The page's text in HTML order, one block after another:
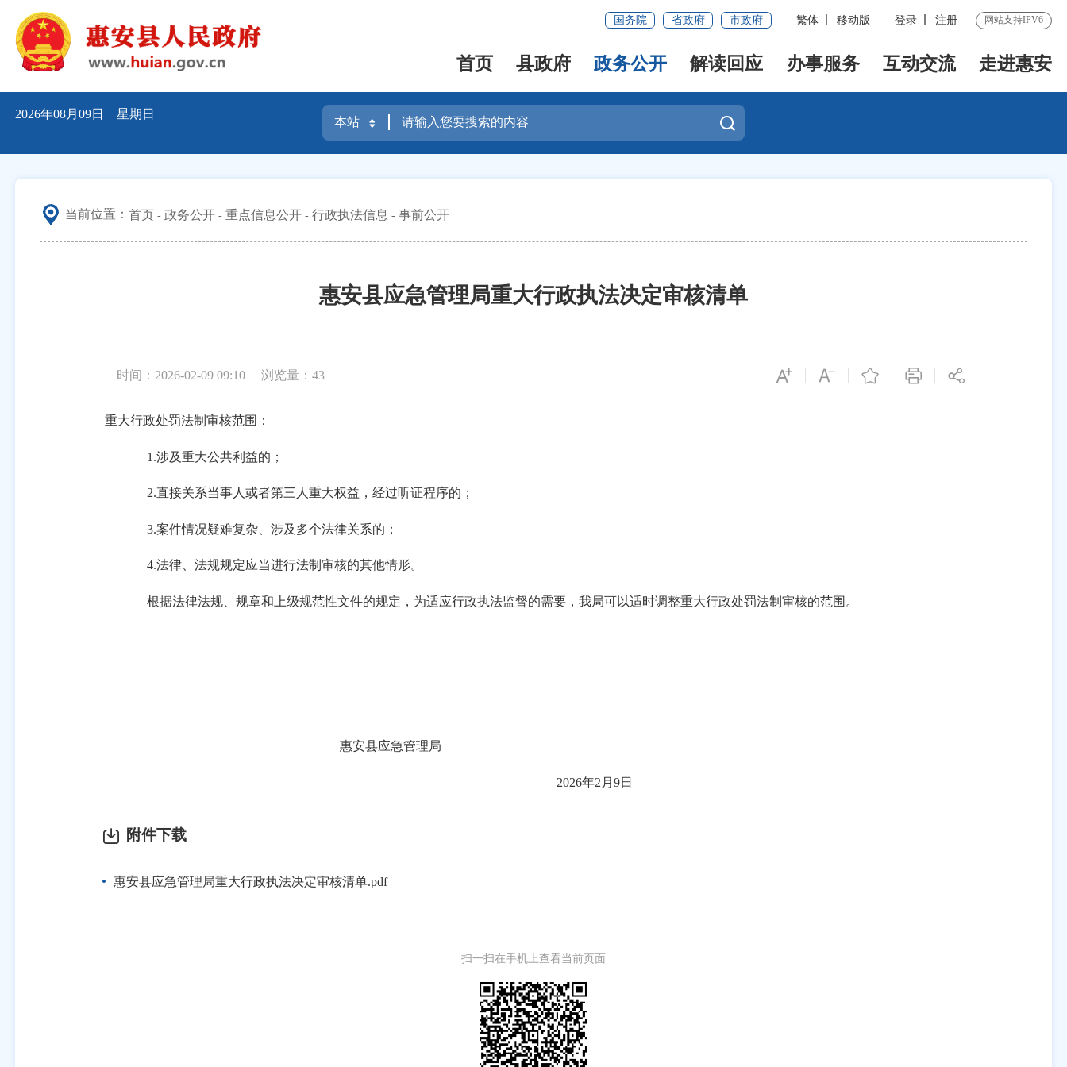
国务院 省政府 市政府 繁体 移动版 登录 注册 网站支持IPV6
首页 县政府 政务公开 解读回应 办事服务 互动交流 走进惠安
2026年08月09日 星期日
当前位置： 首页 政务公开 重点信息公开 行政执法信息 事前公开
惠安县应急管理局重大行政执法决定审核清单
时间：2026-02-09 09:10 浏览量： 43
重大行政处罚法制审核范围：
1.涉及重大公共利益的；
2.直接关系当事人或者第三人重大权益，经过听证程序的；
3.案件情况疑难复杂、涉及多个法律关系的；
4.法律、法规规定应当进行法制审核的其他情形。
根据法律法规、规章和上级规范性文件的规定，为适应行政执法监督的需要，我局可以适时调整重大行政处罚法制审核的范围。
惠安县应急管理局
2026年2月9日
附件下载
惠安县应急管理局重大行政执法决定审核清单.pdf
扫一扫在手机上查看当前页面